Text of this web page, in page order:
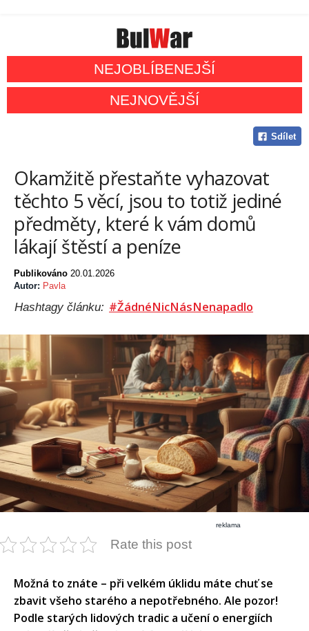
NEJOBLÍBENEJŠÍ
NEJNOVĚJŠÍ
Sdílet
Okamžitě přestaňte vyhazovat
těchto 5 věcí, jsou to totiž jediné
předměty, které k vám domů
lákají štěstí a peníze
Publikováno 20.01.2026
Autor: Pavla
Hashtagy článku: #ŽádnéNicNásNenapadlo
reklama
Rate this post
Možná to znáte – při velkém úklidu máte chuť se
zbavit všeho starého a nepotřebného. Ale pozor!
Podle starých lidových tradic a učení o energiích